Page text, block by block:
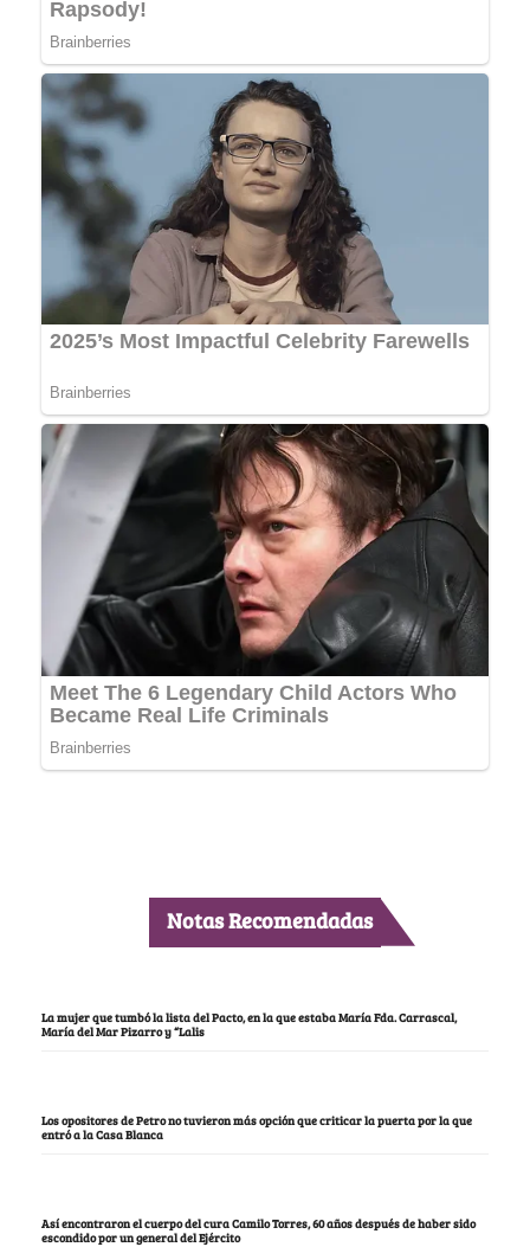
Notas Recomendadas
La mujer que tumbó la lista del Pacto, en la que estaba María Fda. Carrascal,
María del Mar Pizarro y “Lalis
Los opositores de Petro no tuvieron más opción que criticar la puerta por la que
entró a la Casa Blanca
Así encontraron el cuerpo del cura Camilo Torres, 60 años después de haber sido
escondido por un general del Ejército